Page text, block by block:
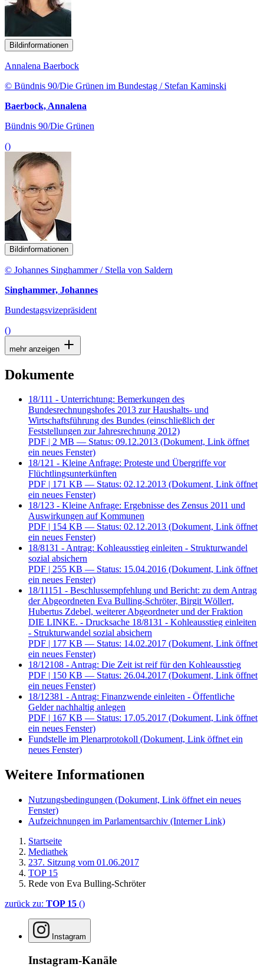
Bildinformationen
Annalena Baerbock
© Bündnis 90/Die Grünen im Bundestag / Stefan Kaminski
Baerbock, Annalena
Bündnis 90/Die Grünen
()
Bildinformationen
© Johannes Singhammer / Stella von Saldern
Singhammer, Johannes
Bundestagsvizepräsident
()
mehr anzeigen
Dokumente
18/111 - Unterrichtung: Bemerkungen des
Bundesrechnungshofes 2013 zur Haushalts- und
Wirtschaftsführung des Bundes (einschließlich der
Feststellungen zur Jahresrechnung 2012)
PDF | 2 MB — Status: 09.12.2013 (Dokument, Link öffnet
ein neues Fenster)
18/121 - Kleine Anfrage: Proteste und Übergriffe vor
Flüchtlingsunterkünften
PDF | 171 KB — Status: 02.12.2013 (Dokument, Link öffnet
ein neues Fenster)
18/123 - Kleine Anfrage: Ergebnisse des Zensus 2011 und
Auswirkungen auf Kommunen
PDF | 154 KB — Status: 02.12.2013 (Dokument, Link öffnet
ein neues Fenster)
18/8131 - Antrag: Kohleausstieg einleiten - Strukturwandel
sozial absichern
PDF | 255 KB — Status: 15.04.2016 (Dokument, Link öffnet
ein neues Fenster)
18/11151 - Beschlussempfehlung und Bericht: zu dem Antrag
der Abgeordneten Eva Bulling-Schröter, Birgit Wöllert,
Hubertus Zdebel, weiterer Abgeordneter und der Fraktion
DIE LINKE. - Drucksache 18/8131 - Kohleausstieg einleiten
- Strukturwandel sozial absichern
PDF | 177 KB — Status: 14.02.2017 (Dokument, Link öffnet
ein neues Fenster)
18/12108 - Antrag: Die Zeit ist reif für den Kohleausstieg
PDF | 150 KB — Status: 26.04.2017 (Dokument, Link öffnet
ein neues Fenster)
18/12381 - Antrag: Finanzwende einleiten - Öffentliche
Gelder nachhaltig anlegen
PDF | 167 KB — Status: 17.05.2017 (Dokument, Link öffnet
ein neues Fenster)
Fundstelle im Plenarprotokoll (Dokument, Link öffnet ein
neues Fenster)
Weitere Informationen
Nutzungsbedingungen (Dokument, Link öffnet ein neues
Fenster)
Aufzeichnungen im Parlamentsarchiv (Interner Link)
Startseite
Mediathek
237. Sitzung vom 01.06.2017
TOP 15
Rede von Eva Bulling-Schröter
zurück zu: TOP 15 ()
Instagram
Instagram-Kanäle